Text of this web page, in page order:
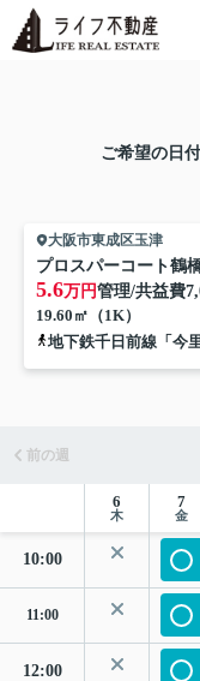
ご希望の日
大阪市東成区玉津
プロスパーコート鶴
5.6万円管理/共益費
19.60㎡（1K）
地下鉄千日前線「今
前の週
6
木
7
金
10:00
11:00
12:00